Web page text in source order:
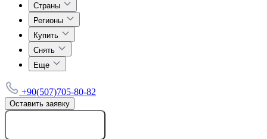
Страны
Регионы
Купить
Снять
Еще
+90(507)705-80-82
Оставить заявку